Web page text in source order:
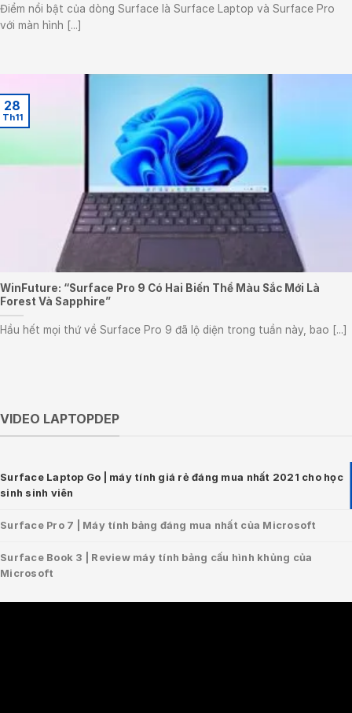
Điểm nổi bật của dòng Surface là Surface Laptop và Surface Pro
với màn hình [...]
WinFuture: “Surface Pro 9 Có Hai Biến Thể Màu Sắc Mới Là
Forest Và Sapphire”
Hầu hết mọi thứ về Surface Pro 9 đã lộ diện trong tuần này, bao [...]
28
Th11
VIDEO LAPTOPDEP
Surface Laptop Go | máy tính giá rẻ đáng mua nhất 2021 cho học
sinh sinh viên
Surface Pro 7 | Máy tính bảng đáng mua nhất của Microsoft
Surface Book 3 | Review máy tính bảng cấu hình khủng của
Microsoft